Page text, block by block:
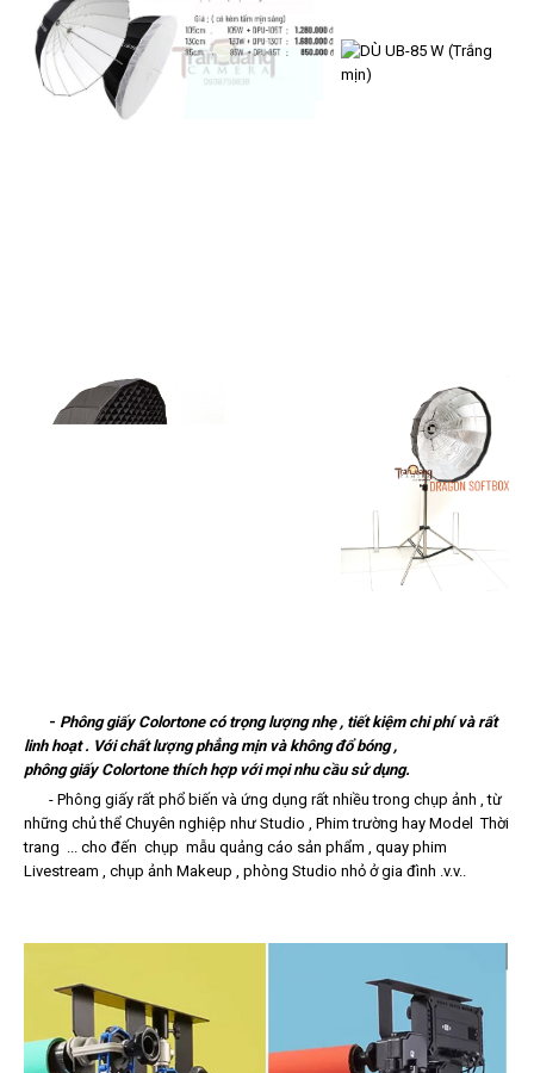
- Phông giấy Colortone có trọng lượng nhẹ , tiết kiệm chi phí và rất
linh hoạt . Với chất lượng phẳng mịn và không đổ bóng ,
phông giấy Colortone thích hợp với mọi nhu cầu sử dụng.
- Phông giấy rất phổ biến và ứng dụng rất nhiều trong chụp ảnh , từ
những chủ thể Chuyên nghiệp như Studio , Phim trường hay Model Thời
trang ... cho đến chụp mẫu quảng cáo sản phẩm , quay phim
Livestream , chụp ảnh Makeup , phòng Studio nhỏ ở gia đình .v.v..